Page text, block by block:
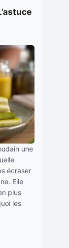
une
écraser
Elle
plus
les